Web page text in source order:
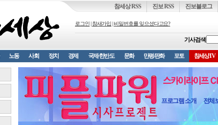
진보블로그
진보 RSS
참세상 RSS
로그인 참새가입 비밀번호를 잊으셨다고요?
기사검색
노동 사회 정치 경제 국제·한반도 문화 만평/판화 포토 참세상TV
프로그램 소개 전체